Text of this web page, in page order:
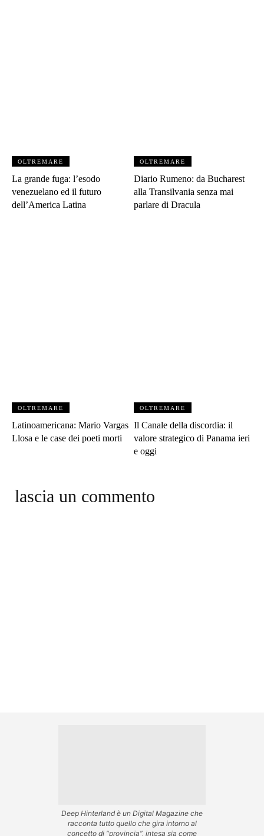
OLTREMARE
La grande fuga: l’esodo
venezuelano ed il futuro
dell’America Latina
OLTREMARE
Diario Rumeno: da Bucharest
alla Transilvania senza mai
parlare di Dracula
OLTREMARE
Latinoamericana: Mario Vargas
Llosa e le case dei poeti morti
OLTREMARE
Il Canale della discordia: il
valore strategico di Panama ieri
e oggi
lascia un commento
Deep Hinterland è un Digital Magazine che
racconta tutto quello che gira intorno al
concetto di “provincia”, intesa sia come